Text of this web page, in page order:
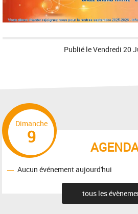
Publié leVendredi 20
Dimanche
9
Aucun événement aujourd'hui
tous les